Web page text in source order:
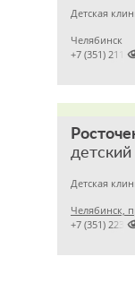
Челябинск
+7 (351)
Детская
Челябинск,
+7 (351)